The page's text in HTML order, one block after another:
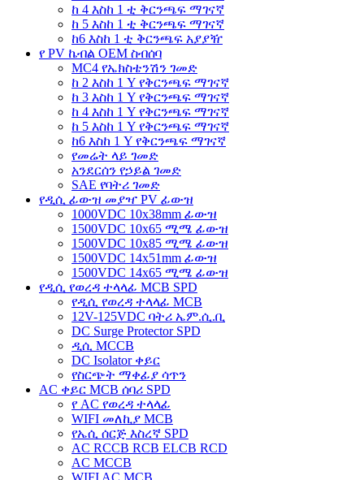
ከ 4 እስከ 1 ቲ ቅርንጫፍ ማገናኛ
ከ 5 እስከ 1 ቲ ቅርንጫፍ ማገናኛ
ከ6 እስከ 1 ቲ ቅርንጫፍ አያያዥ
የ PV ኬብል OEM ስብሰባ
MC4 የኤክስቴንሽን ገመድ
ከ 2 እስከ 1 Y የቅርንጫፍ ማገናኛ
ከ 3 እስከ 1 Y የቅርንጫፍ ማገናኛ
ከ 4 እስከ 1 Y የቅርንጫፍ ማገናኛ
ከ 5 እስከ 1 Y የቅርንጫፍ ማገናኛ
ከ6 እስከ 1 Y የቅርንጫፍ ማገናኛ
የመሬት ላይ ገመድ
አንደርሰን የኃይል ገመድ
SAE የባትሪ ገመድ
የዲሲ ፊውዝ መያዣ PV ፊውዝ
1000VDC 10x38mm ፊውዝ
1500VDC 10x65 ሚሜ ፊውዝ
1500VDC 10x85 ሚሜ ፊውዝ
1500VDC 14x51mm ፊውዝ
1500VDC 14x65 ሚሜ ፊውዝ
የዲሲ የወረዳ ተላላፊ MCB SPD
የዲሲ የወረዳ ተላላፊ MCB
12V-125VDC ባትሪ ኤም.ሲ.ቢ
DC Surge Protector SPD
ዲሲ MCCB
DC Isolator ቀይር
የስርጭት ማቀፊያ ሳጥን
AC ቀይር MCB ሰባሪ SPD
የ AC የወረዳ ተላላፊ
WIFI መለኪያ MCB
የኤሲ ሰርጅ እስረኛ SPD
AC RCCB RCB ELCB RCD
AC MCCB
WIFI AC MCB